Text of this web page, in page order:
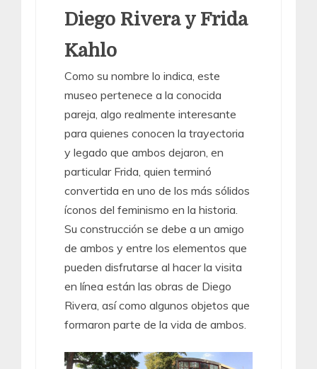
Diego Rivera y Frida
Kahlo
Como su nombre lo indica, este
museo pertenece a la conocida
pareja, algo realmente interesante
para quienes conocen la trayectoria
y legado que ambos dejaron, en
particular Frida, quien terminó
convertida en uno de los más sólidos
íconos del feminismo en la historia.
Su construcción se debe a un amigo
de ambos y entre los elementos que
pueden disfrutarse al hacer la visita
en línea están las obras de Diego
Rivera, así como algunos objetos que
formaron parte de la vida de ambos.